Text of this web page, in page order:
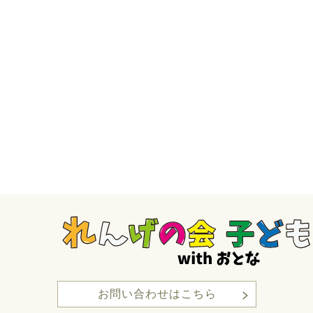
お問い合わせはこちら